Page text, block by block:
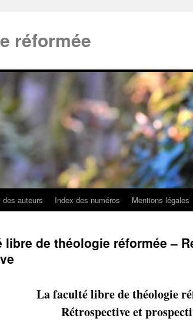
réformée
des auteurs Index des numéros Mentions légales
libre de théologie réformée –
La faculté libre de théologie
Rétrospective et